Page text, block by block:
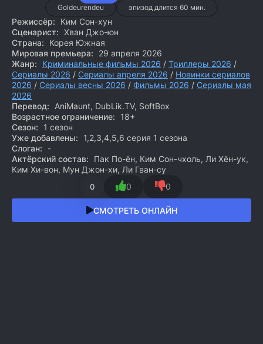
Goldeurendeu эпизод длится 60 мин.
Режиссёр:
Ким Сон-хун
Сценарист: Хван Джо-юн
Страна:
Корея Южная
Мировая премьера:
29 апреля 2026
Жанр:
Криминальные фильмы 2026 / Триллеры 2026 /
Сериалы 2026 / Сериалы апреля 2026 / Новинки сериалов
2026 / Сериалы весны 2026 / Фильмы 2026 / Сериалы мая
2026
Перевод:
AniMaunt, DubLik.TV, SoftBox
Возрастное ограничение:
18+
Сезон:
1 сезон
Уже добавлены:
1,2,3,4,5,6 серия 1 сезона
Слоган:
-
Актёрский состав:
Пак По-ён, Ким Сон-чхоль, Ли Хён-ук,
Ким Хи-вон, Мун Джон-хи, Ли Гван-су
0 0 0
СМОТРЕТЬ ОНЛАЙН